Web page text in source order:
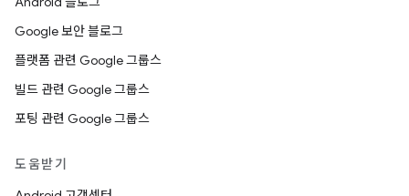
Google 보안 블로그
플랫폼 관련 Google 그룹스
빌드 관련 Google 그룹스
포팅 관련 Google 그룹스
도움받기